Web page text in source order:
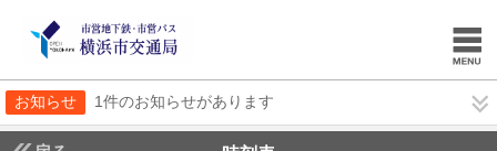
お知らせ 1件のお知らせがあります